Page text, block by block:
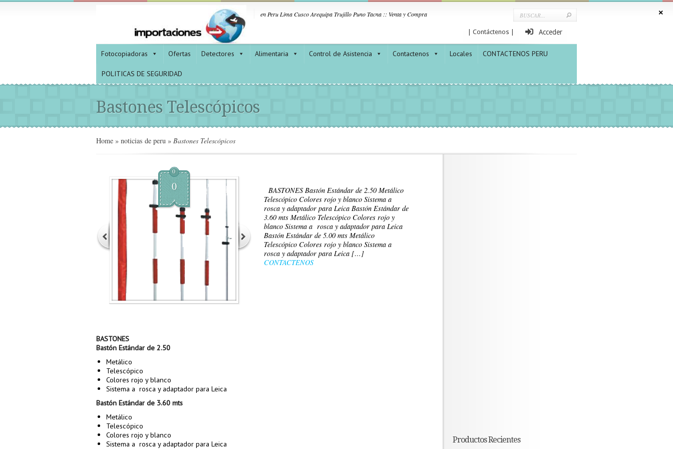
en Peru Lima Cusco Arequipa Trujillo Puno Tacna :: Venta y Compra
| Contáctenos | Acceder
Fotocopiadoras Ofertas Detectores Alimentaria Control de Asistencia Contactenos Locales CONTACTENOS PERU
POLITICAS DE SEGURIDAD
Bastones Telescópicos
Home » noticias de peru » Bastones Telescópicos
0
0
BASTONES Bastón Estándar de 2.50 Metálico
Telescópico Colores rojo y blanco Sistema a
rosca y adaptador para Leica Bastón Estándar de
3.60 mts Metálico Telescópico Colores rojo y
blanco Sistema a rosca y adaptador para Leica
Bastón Estándar de 5.00 mts Metálico
Telescópico Colores rojo y blanco Sistema a
rosca y adaptador para Leica […]
CONTACTENOS
BASTONES
Bastón Estándar de 2.50
Metálico
Telescópico
Colores rojo y blanco
Sistema a rosca y adaptador para Leica
Bastón Estándar de 3.60 mts
Metálico
Telescópico
Colores rojo y blanco
Sistema a rosca y adaptador para Leica
Productos Recientes